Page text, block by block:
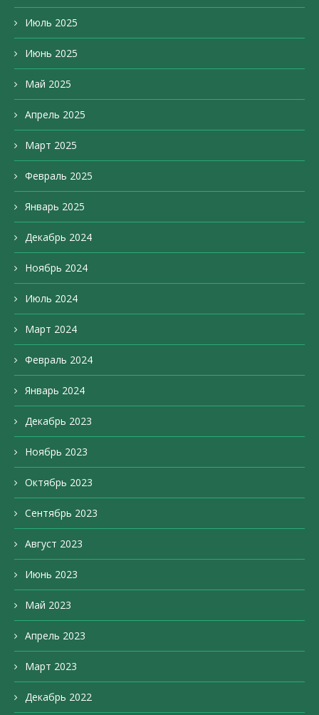
Июль 2025
Июнь 2025
Май 2025
Апрель 2025
Март 2025
Февраль 2025
Январь 2025
Декабрь 2024
Ноябрь 2024
Июль 2024
Март 2024
Февраль 2024
Январь 2024
Декабрь 2023
Ноябрь 2023
Октябрь 2023
Сентябрь 2023
Август 2023
Июнь 2023
Май 2023
Апрель 2023
Март 2023
Декабрь 2022